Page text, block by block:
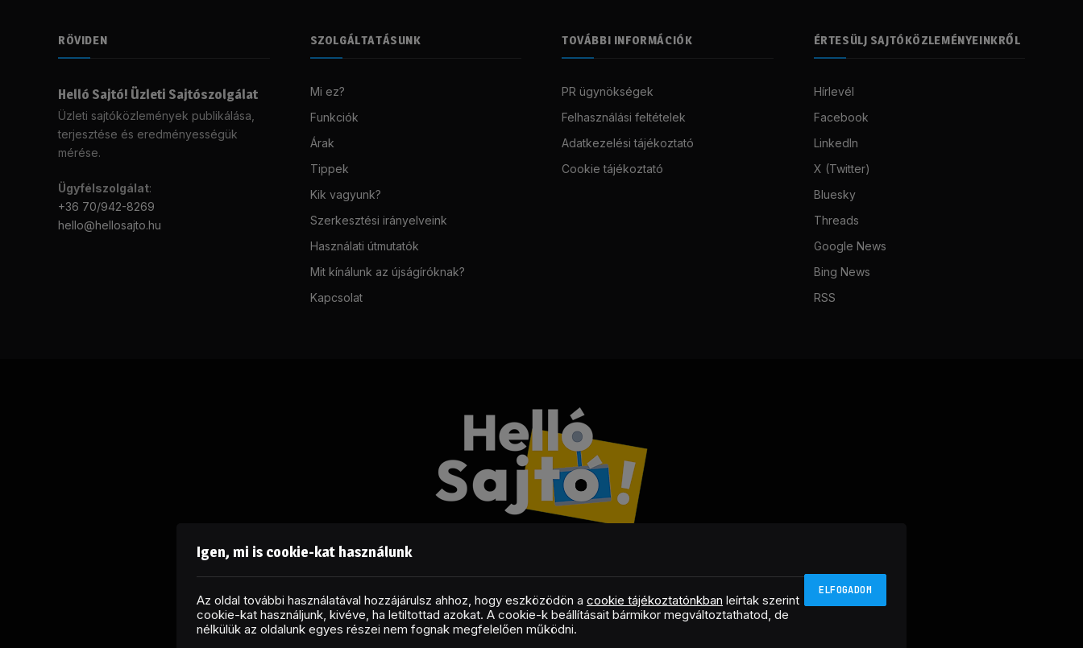
RÖVIDEN
Helló Sajtó! Üzleti Sajtószolgálat
Üzleti sajtóközlemények publikálása,
terjesztése és eredményességük
mérése.
Ügyfélszolgálat:
+36 70/942-8269
hello@hellosajto.hu
SZOLGÁLTATÁSUNK
Mi ez?
Funkciók
Árak
Tippek
Kik vagyunk?
Szerkesztési irányelveink
Használati útmutatók
Mit kínálunk az újságíróknak?
Kapcsolat
TOVÁBBI INFORMÁCIÓK
PR ügynökségek
Felhasználási feltételek
Adatkezelési tájékoztató
Cookie tájékoztató
ÉRTESÜLJ SAJTÓKÖZLEMÉNYEINKRŐL
Hírlevél
Facebook
LinkedIn
X (Twitter)
Bluesky
Threads
Google News
Bing News
RSS
FacebookLinkedInX
RSS
Copyright © 2026 Helló Sajtó! Üzleti Sajtószolgálat
Igen, mi is cookie-kat használunk
Az oldal további használatával hozzájárulsz ahhoz, hogy eszközödön acookie tájékoztatónkban leírtak szerint
cookie-kat használjunk, kivéve, ha letiltottad azokat. A cookie-k beállításait bármikor megváltoztathatod, de
nélkülük az oldalunk egyes részei nem fognak megfelelően működni.
ELFOGADOM